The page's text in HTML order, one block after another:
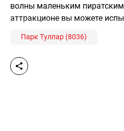
волны маленьким
аттракционе вы можете
Парк Тулпар (8036)